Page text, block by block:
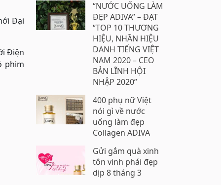
Đại
Điện
phim
“NƯỚC UỐNG LÀM
ĐẸP ADIVA” – ĐẠT
“TOP 10 THƯƠNG
HIỆU, NHÃN HIỆU
DANH TIẾNG VIỆT
NAM 2020 – CEO
BẢN LĨNH HỘI
NHẬP 2020”
400 phụ nữ Việt
nói gì về nước
uống làm đẹp
Collagen ADIVA
Gửi gắm quà xinh
tôn vinh phái đẹp
dịp 8 tháng 3